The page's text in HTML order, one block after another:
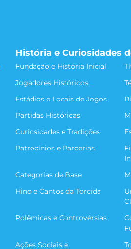
História e Curiosidades
Fundação e História Inicial
Jogadores Históricos
Estádios e Locais de Jogos
Partidas Históricas
Curiosidades e Tradições
Patrocínios e Parcerias
Categorias de Base
Hino e Cantos da Torcida
Polêmicas e Controvérsias
Ações Sociais e